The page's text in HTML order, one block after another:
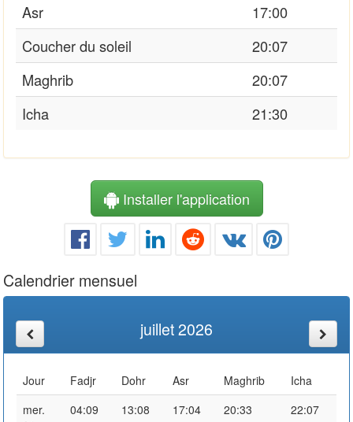
Asr
17:00
Coucher du soleil
20:07
Maghrib
20:07
Icha
21:30
Installer l'application
Calendrier mensuel
juillet 2026
Jour Fadjr Dohr Asr Maghrib
Icha
mer.
04:09 13:08 17:04 20:33 22:07